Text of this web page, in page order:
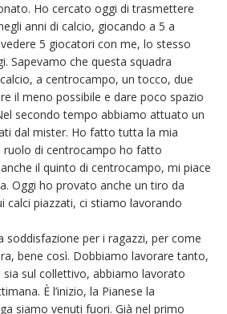
Ho cercato oggi di trasmettere
anni di calcio, giocando a 5 a
5 giocatori con me, lo stesso
Sapevamo che questa squadra
a centrocampo, un tocco, due
il meno possibile e dare poco spazio
secondo tempo abbiamo attuato un
dal mister. Ho fatto tutta la mia
ruolo di centrocampo ho fatto
il quinto di centrocampo, mi piace
Oggi ho provato anche un tiro da
calci piazzati, ci stiamo lavorando
soddisfazione per i ragazzi, per come
bene così. Dobbiamo lavorare tanto,
sia sul collettivo, abbiamo lavorato
È l’inizio, la Pianese la
siamo venuti fuori. Già nel primo